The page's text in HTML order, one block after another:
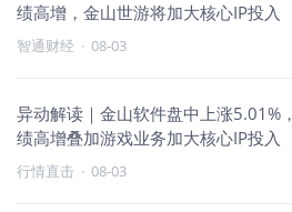
绩高增，金山世游将加大核心IP投入
智通财经 · 08-03
异动解读｜金山软件盘中上涨5.01%
绩高增叠加游戏业务加大核心IP投入
行情直击 · 08-03